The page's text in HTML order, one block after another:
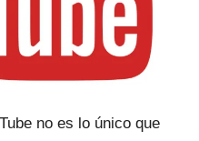
no es lo único que